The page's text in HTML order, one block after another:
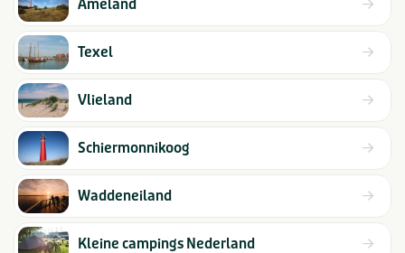
Ameland
Texel
Vlieland
Schiermonnikoog
Waddeneiland
Kleine campings Nederland